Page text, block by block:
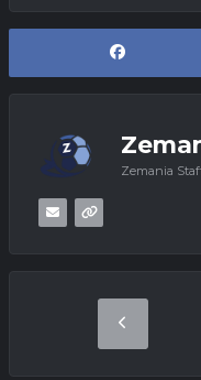
Zemania